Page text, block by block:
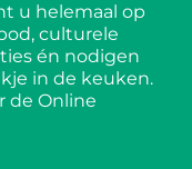
u helemaal op
culturele
én nodigen
in de keuken.
de Online